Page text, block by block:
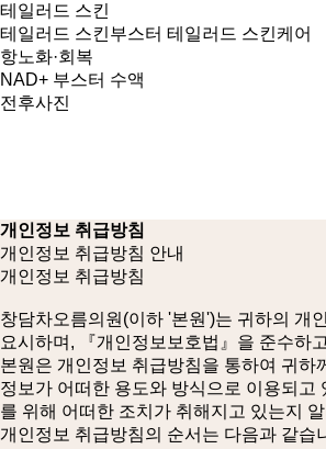
테일러드 스킨
테일러드 스킨부스터 테일러드 스킨케어
항노화·회복
NAD+ 부스터 수액
전후사진
개인정보 취급방침
개인정보 취급방침 안내
개인정보 취급방침
창담차오름의원(이하 '본원')는 귀하의 개
요시하며, 『개인정보보호법』을 준수하
본원은 개인정보 취급방침을 통하여 귀하
정보가 어떠한 용도와 방식으로 이용되고
를 위해 어떠한 조치가 취해지고 있는지
개인정보 취급방침의 순서는 다음과 같습